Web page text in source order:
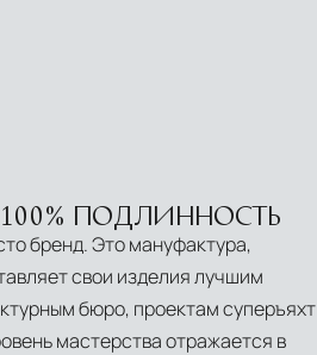
ПОДЛИННОСТЬ
бренд. Это мануфактура,
свои изделия лучшим
бюро, проектам суперъяхт
мастерства отражается в